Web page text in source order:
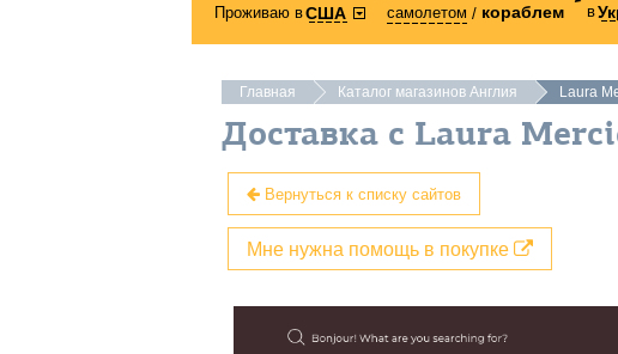
Проживаю вСША самолетом кораблем в
Главная Каталог магазинов Англия Laura
Доставка с Laura
Вернуться к списку сайтов
Мне нужна помощь в покупке